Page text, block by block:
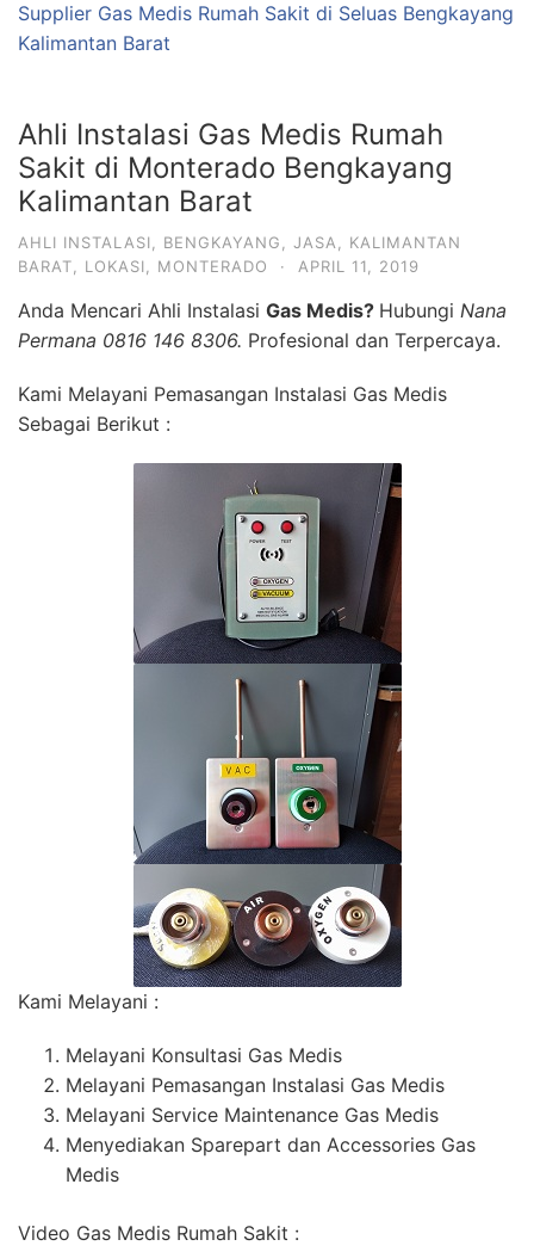
Supplier Gas Medis Rumah Sakit di Seluas Bengkayang
Kalimantan Barat
Ahli Instalasi Gas Medis Rumah
Sakit di Monterado Bengkayang
Kalimantan Barat
AHLI INSTALASI BENGKAYANG JASA
KALIMANTAN
BARAT
LOKASI MONTERADO · APRIL 11, 2019
Anda Mencari Ahli Instalasi Gas Medis? Hubungi Nana
Permana 0816 146 8306. Profesional dan Terpercaya.
Kami Melayani Pemasangan Instalasi Gas Medis
Sebagai Berikut :
Kami Melayani :
Melayani Konsultasi Gas Medis
Melayani Pemasangan Instalasi Gas Medis
Melayani Service Maintenance Gas Medis
Menyediakan Sparepart dan Accessories Gas
Medis
Video Gas Medis Rumah Sakit :